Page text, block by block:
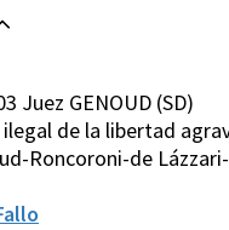
Juez GENOUD (SD)
ilegal de la libertad
Roncoroni-de